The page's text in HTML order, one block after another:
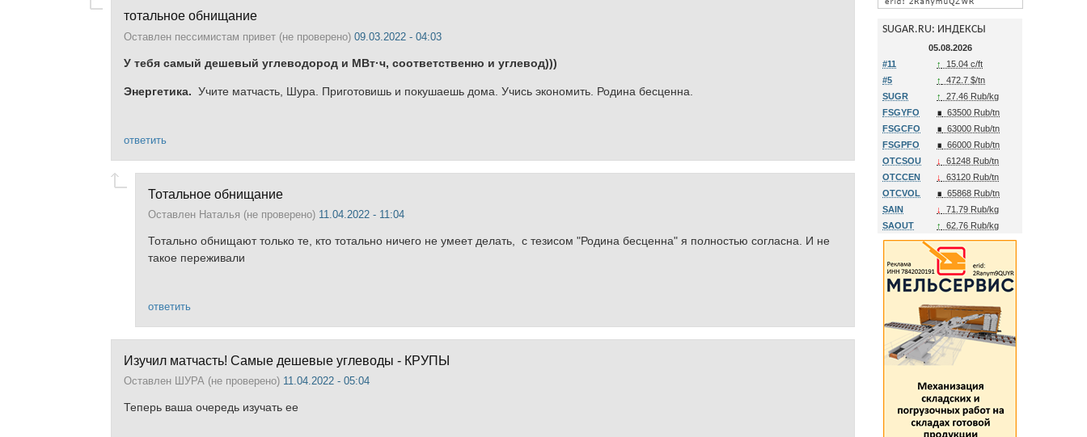
тотальное обнищание
Оставлен пессимистам привет (не проверено) 09.03.2022 - 04:03
У тебя самый дешевый углеводород и МВт·ч, соответственно и углевод)))
Энергетика. Учите матчасть, Шура. Приготовишь и покушаешь дома. Учись экономить. Родина бесценна.
ответить
Тотальное обнищание
Оставлен Наталья (не проверено) 11.04.2022 - 11:04
Тотально обнищают только те, кто тотально ничего не умеет делать, с тезисом "Родина бесценна" я полностью согласна. И не
такое переживали
ответить
Изучил матчасть! Самые дешевые углеводы - КРУПЫ
Оставлен ШУРА (не проверено) 11.04.2022 - 05:04
Теперь ваша очередь изучать ее
SUGAR.RU: ИНДЕКСЫ
05.08.2026
#11
↑
15.04 c/ft
#5
↑
472.7 $/tn
SUGR
↑
27.46 Rub/kg
FSGYFO
∎ 63500 Rub/tn
FSGCFO
∎ 63000 Rub/tn
FSGPFO
∎ 66000 Rub/tn
OTCSOU
↓
61248 Rub/tn
OTCCEN
↓
63120 Rub/tn
OTCVOL
∎ 65868 Rub/tn
SAIN
↓
71.79 Rub/kg
SAOUT
↑ 62.76 Rub/kg